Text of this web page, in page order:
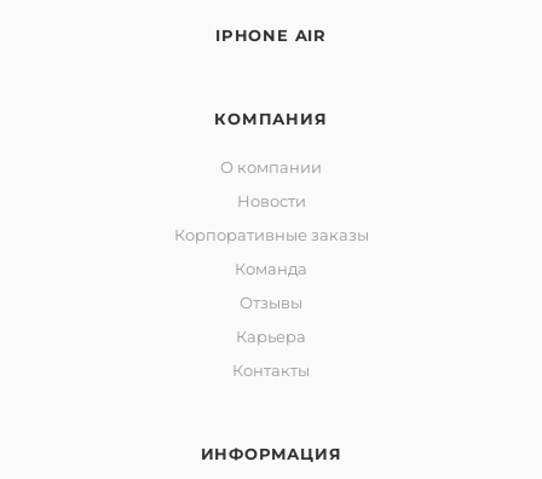
IPHONE AIR
КОМПАНИЯ
О компании
Новости
Корпоративные заказы
Команда
Отзывы
Карьера
Контакты
ИНФОРМАЦИЯ